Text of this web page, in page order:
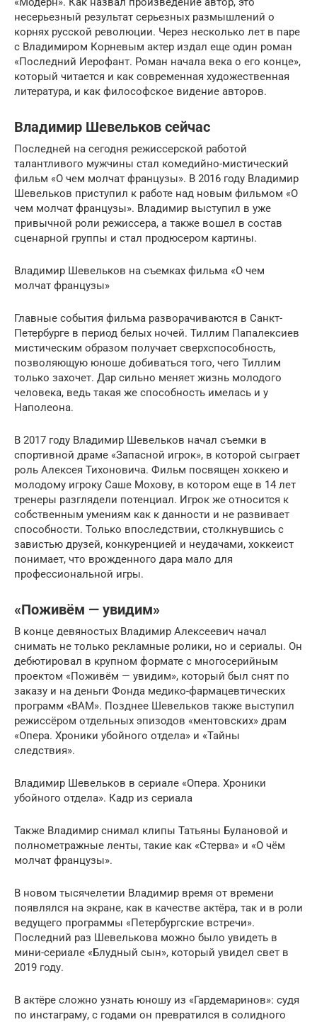
несерьезный результат серьезных размышлений о
корнях русской революции. Через несколько лет в паре
с Владимиром Корневым актер издал еще один роман
«Последний Иерофант. Роман начала века о его конце»,
который читается и как современная художественная
литература, и как философское видение авторов.
Владимир Шевельков сейчас
Последней на сегодня режиссерской работой
талантливого мужчины стал комедийно-мистический
фильм «О чем молчат французы». В 2016 году Владимир
Шевельков приступил к работе над новым фильмом «О
чем молчат французы». Владимир выступил в уже
привычной роли режиссера, а также вошел в состав
сценарной группы и стал продюсером картины.
Владимир Шевельков на съемках фильма «О чем
молчат французы»
Главные события фильма разворачиваются в Санкт-
Петербурге в период белых ночей. Тиллим Папалексиев
мистическим образом получает сверхспособность,
позволяющую юноше добиваться того, чего Тиллим
только захочет. Дар сильно меняет жизнь молодого
человека, ведь такая же способность имелась и у
Наполеона.
В 2017 году Владимир Шевельков начал съемки в
спортивной драме «Запасной игрок», в которой сыграет
роль Алексея Тихоновича. Фильм посвящен хоккею и
молодому игроку Саше Мохову, в котором еще в 14 лет
тренеры разглядели потенциал. Игрок же относится к
собственным умениям как к данности и не развивает
способности. Только впоследствии, столкнувшись с
завистью друзей, конкуренцией и неудачами, хоккеист
понимает, что врожденного дара мало для
профессиональной игры.
«Поживём — увидим»
В конце девяностых Владимир Алексеевич начал
снимать не только рекламные ролики, но и сериалы. Он
дебютировал в крупном формате с многосерийным
проектом «Поживём — увидим», который был снят по
заказу и на деньги Фонда медико-фармацевтических
программ «ВАМ». Позднее Шевельков также выступил
режиссёром отдельных эпизодов «ментовских» драм
«Опера. Хроники убойного отдела» и «Тайны
следствия».
Владимир Шевельков в сериале «Опера. Хроники
убойного отдела». Кадр из сериала
Также Владимир снимал клипы Татьяны Булановой и
полнометражные ленты, такие как «Стерва» и «О чём
молчат французы».
В новом тысячелетии Владимир время от времени
появлялся на экране, как в качестве актёра, так и в роли
ведущего программы «Петербургские встречи».
Последний раз Шевелькова можно было увидеть в
мини-сериале «Блудный сын», который увидел свет в
2019 году.
В актёре сложно узнать юношу из «Гардемаринов»: судя
по инстаграму, с годами он превратился в солидного